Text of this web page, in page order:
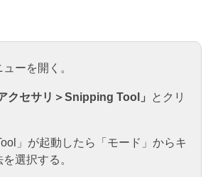
ーを開く。
クセサリ＞Snipping Tool」
とクリ
」が起動したら「モード」からキ
選択する。